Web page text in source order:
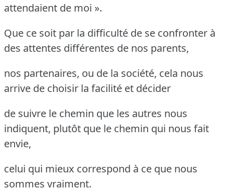
attendaient de moi ».
Que ce soit par la difficulté de se confronter à
des attentes différentes de nos parents,
nos partenaires, ou de la société, cela nous
arrive de choisir la facilité et décider
de suivre le chemin que les autres nous
indiquent, plutôt que le chemin qui nous fait
envie,
celui qui mieux correspond à ce que nous
sommes vraiment.